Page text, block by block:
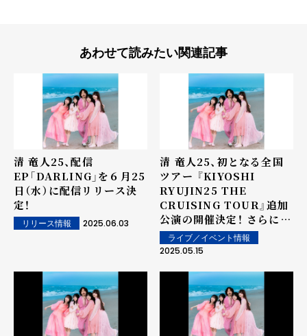
あわせて読みたい関連記事
清 竜人25、配信
EP「DARLING」を６月25
日（水）に配信リリース決
定！
リリース情報 2025.06.03
清 竜人25、初となる全国
ツアー 『KIYOSHI
RYUJIN25 THE
CRUISING TOUR』追加
公演の開催決定！ さらに、
最新アーティスト写真のソ
ロビジュアルも公開
ライブ／イベント情報
2025.05.15